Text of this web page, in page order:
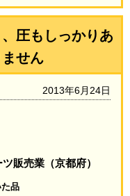
圧もしっかりあ
せん
2013年6月24日
販売業（京都府）
品